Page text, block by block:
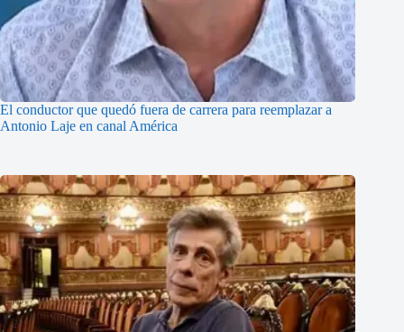
El conductor que quedó fuera de carrera para reemplazar a
Antonio Laje en canal América